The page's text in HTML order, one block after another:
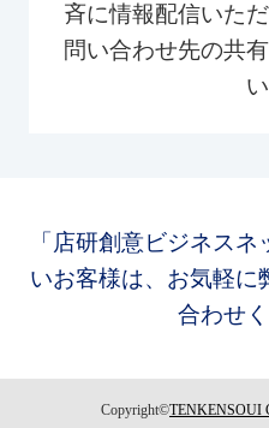
斉に情報配信いた
問い合わせ先の共
い
「店研創意ビジネス
いお客様は、お気軽に
合わせく
Copyright©TENKENSOUI